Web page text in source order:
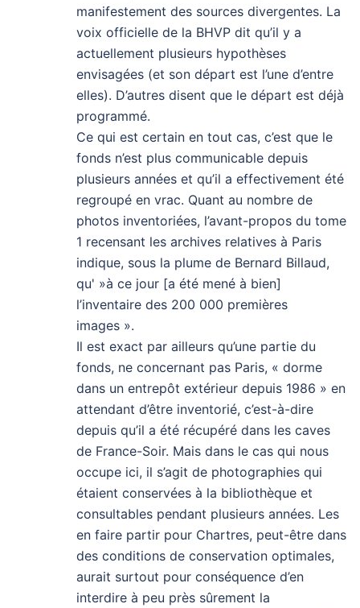
manifestement des sources divergentes. La
voix officielle de la BHVP dit qu’il y a
actuellement plusieurs hypothèses
envisagées (et son départ est l’une d’entre
elles). D’autres disent que le départ est déjà
programmé.
Ce qui est certain en tout cas, c’est que le
fonds n’est plus communicable depuis
plusieurs années et qu’il a effectivement été
regroupé en vrac. Quant au nombre de
photos inventoriées, l’avant-propos du tome
1 recensant les archives relatives à Paris
indique, sous la plume de Bernard Billaud,
qu' »à ce jour [a été mené à bien]
l’inventaire des 200 000 premières
images ».
Il est exact par ailleurs qu’une partie du
fonds, ne concernant pas Paris, « dorme
dans un entrepôt extérieur depuis 1986 » en
attendant d’être inventorié, c’est-à-dire
depuis qu’il a été récupéré dans les caves
de France-Soir. Mais dans le cas qui nous
occupe ici, il s’agit de photographies qui
étaient conservées à la bibliothèque et
consultables pendant plusieurs années. Les
en faire partir pour Chartres, peut-être dans
des conditions de conservation optimales,
aurait surtout pour conséquence d’en
interdire à peu près sûrement la